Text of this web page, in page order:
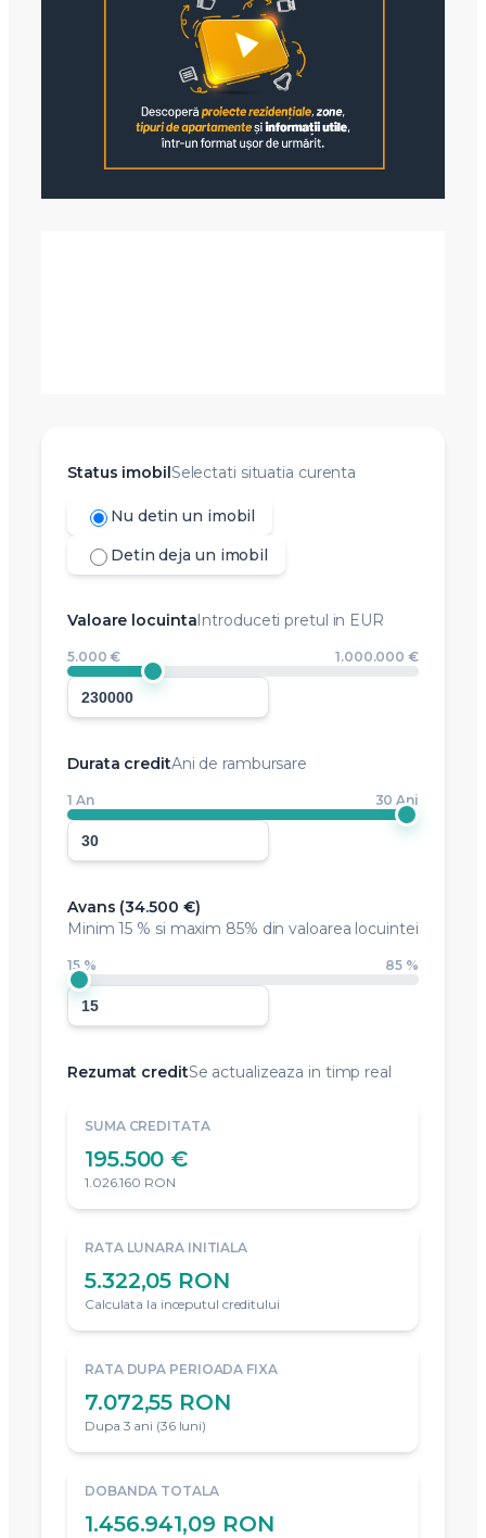
Status imobilSelectati situatia curenta
Nu detin un imobil
Detin deja un imobil
Valoare locuintaIntroduceti pretul in EUR
5.000 € 1.000.000 €
Durata creditAni de rambursare
1 An 30 Ani
Avans (34.500 €)
Minim15 % si maxim 85% din valoarea locuintei
15 % 85 %
Rezumat creditSe actualizeaza in timp real
SUMA CREDITATA
195.500 €
1.026.160 RON
RATA LUNARA INITIALA
5.322,05 RON
Calculata la inceputul creditului
RATA DUPA PERIOADA FIXA
7.072,55 RON
Dupa 3 ani (36 luni)
DOBANDA TOTALA
1.456.941,09 RON